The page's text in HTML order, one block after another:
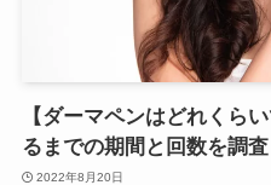
【ダーマペンはどれくら
るまでの期間と回数を調査
2022年8月20日